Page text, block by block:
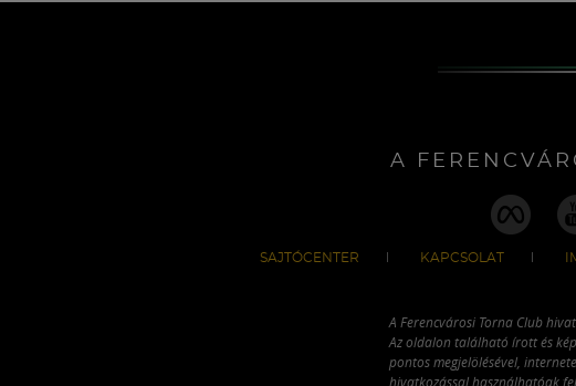
A
SAJTÓCENTER KAPCSOLAT
A Ferencvárosi Torna Club
Az oldalon található írott és
pontos megjelölésével,
hivatkozással használhatóak fel.